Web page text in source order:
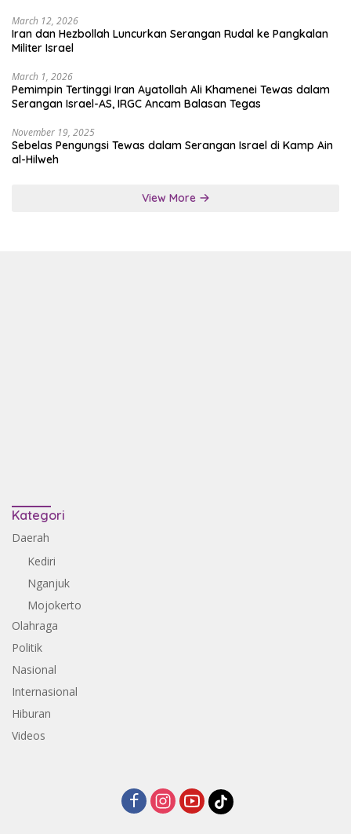
March 12, 2026
Iran dan Hezbollah Luncurkan Serangan Rudal ke Pangkalan
Militer Israel
March 1, 2026
Pemimpin Tertinggi Iran Ayatollah Ali Khamenei Tewas dalam
Serangan Israel-AS, IRGC Ancam Balasan Tegas
November 19, 2025
Sebelas Pengungsi Tewas dalam Serangan Israel di Kamp Ain
al-Hilweh
View More
Kategori
Daerah
Kediri
Nganjuk
Mojokerto
Olahraga
Politik
Nasional
Internasional
Hiburan
Videos